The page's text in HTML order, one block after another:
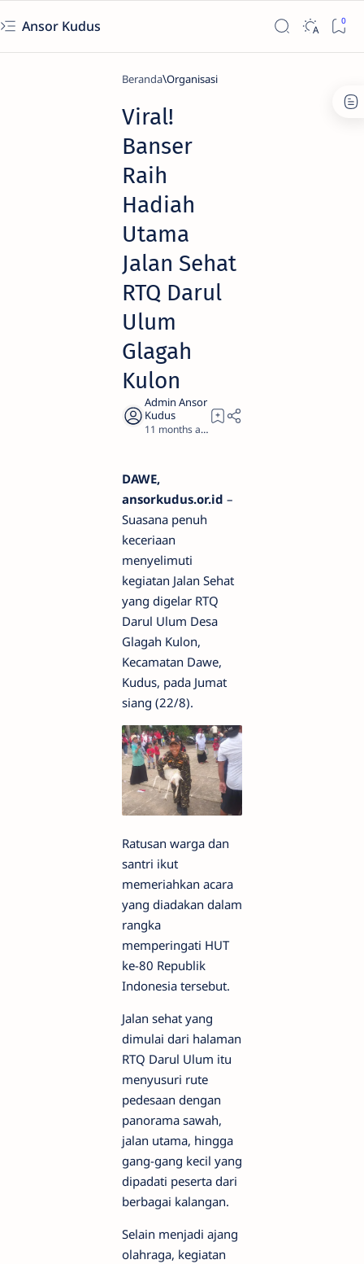
Ansor Kudus
Beranda Organisasi
Viral!
Banser
Raih
Hadiah
Utama
Jalan Sehat
RTQ Darul
Ulum
Glagah
Kulon
11 months ago
DAWE,
ansorkudus.or.id –
Suasana penuh
keceriaan
menyelimuti
kegiatan Jalan Sehat
yang digelar RTQ
Darul Ulum Desa
Glagah Kulon,
Kecamatan Dawe,
Kudus, pada Jumat
siang (22/8).
Ratusan warga dan
santri ikut
memeriahkan acara
yang diadakan dalam
rangka
memperingati HUT
ke-80 Republik
Indonesia tersebut.
Jalan sehat yang
dimulai dari halaman
RTQ Darul Ulum itu
menyusuri rute
pedesaan dengan
panorama sawah,
jalan utama, hingga
gang-gang kecil yang
dipadati peserta dari
berbagai kalangan.
Selain menjadi ajang
olahraga, kegiatan